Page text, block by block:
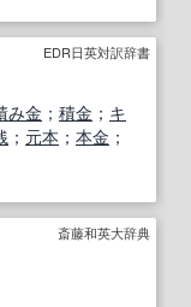
EDR日英対訳辞書
み金 ； 積金 ； キ
； 元本 ； 本金 ；
斎藤和英大辞典